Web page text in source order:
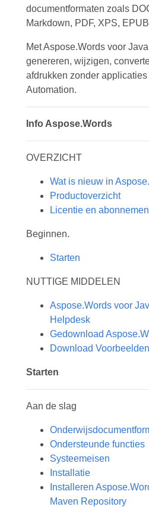
documentformaten zoals
Markdown, PDF, XPS,
Met Aspose.Words voor
genereren, wijzigen,
afdrukken zonder
Automation.
Info Aspose.Words
OVERZICHT
Wat is nieuw in
Productoverzicht
Licentie en
Beginnen.
Starten
NUTTIGE MIDDELEN
Aspose.Words voor
Helpdesk
Gedownload
Download
Starten
Aan de slag
Ondersteunde functies
Systeemeisen
Installatie
Installeren
Maven Repository